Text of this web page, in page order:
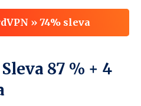
» 74% sleva
87 % + 4